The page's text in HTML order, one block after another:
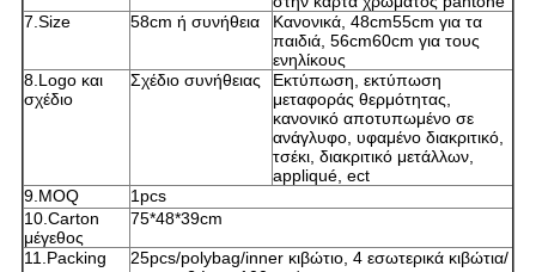
7.Size
58cm ή συνήθεια
Κανονικά, 48cm55cm για τα
παιδιά, 56cm60cm για τους
ενηλίκους
8.Logo και
σχέδιο
Σχέδιο συνήθειας
Εκτύπωση, εκτύπωση
μεταφοράς θερμότητας,
κανονικό αποτυπωμένο σε
ανάγλυφο, υφαμένο διακριτικό,
τσέκι, διακριτικό μετάλλων,
appliqué, ect
9.MOQ
1pcs
10.Carton
μέγεθος
75*48*39cm
11.Packing
25pcs/polybag/inner κιβώτιο, 4 εσωτερικά κιβώτια/